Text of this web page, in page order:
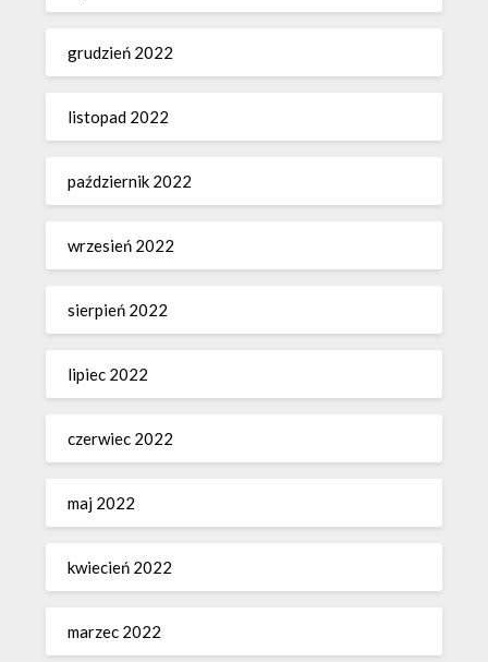
grudzień 2022
listopad 2022
październik 2022
wrzesień 2022
sierpień 2022
lipiec 2022
czerwiec 2022
maj 2022
kwiecień 2022
marzec 2022